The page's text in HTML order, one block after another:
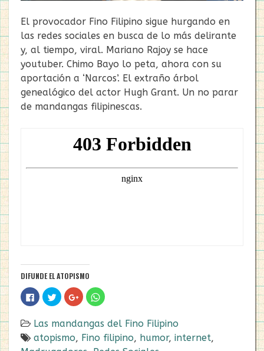
El provocador Fino Filipino sigue hurgando en
las redes sociales en busca de lo más delirante
y, al tiempo, viral. Mariano Rajoy se hace
youtuber. Chimo Bayo lo peta, ahora con su
aportación a ‘Narcos’. El extraño árbol
genealógico del actor Hugh Grant. Un no parar
de mandangas filipinescas.
DIFUNDE EL ATOPISMO
Haz
clic
para
en
Facebook
(Se
abre
Haz
clic
para
en
Twitter
(Se
abre
Haz
clic
para
en
Google+
(Se
abre
Haz
clic
en
WhatsApp
(Se
abre
Las mandangas del Fino Filipino
atopismo, Fino filipino, humor, internet,